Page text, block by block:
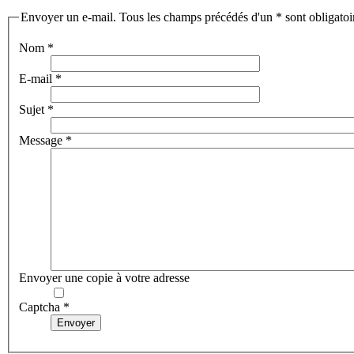
Envoyer un e-mail. Tous les champs précédés d'un * sont
Nom *
E-mail *
Sujet*
Message *
Envoyer une copie à votre adresse
Captcha *
Envoyer